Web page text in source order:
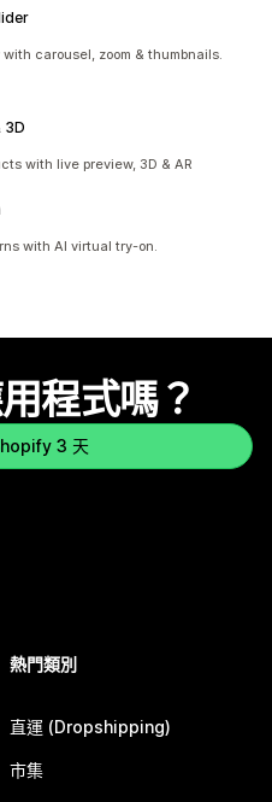
carousel, zoom & thumbnails.
3D
with live preview, 3D & AR
with AI virtual try-on.
程式嗎？
3 天
熱門類別
直運 (Dropshipping)
市集